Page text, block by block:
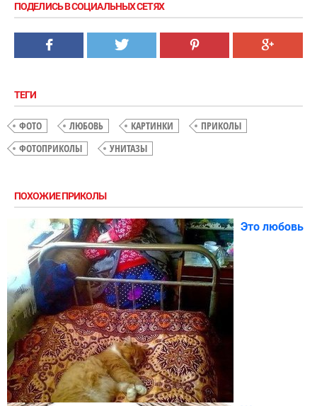
ПОДЕЛИСЬ В СОЦИАЛЬНЫХ СЕТЯХ
ТЕГИ
ФОТО ЛЮБОВЬ КАРТИНКИ
ПРИКОЛЫ
ФОТОПРИКОЛЫ
УНИТАЗЫ
ПОХОЖИЕ ПРИКОЛЫ
Это любовь